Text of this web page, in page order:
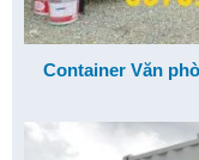
Container Văn